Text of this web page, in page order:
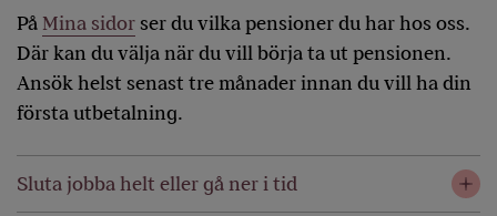
På Mina sidor ser du vilka pensioner du har hos oss.
Där kan du välja när du vill börja ta ut pensionen.
Ansök helst senast tre månader innan du vill ha din
första utbetalning.
Sluta jobba helt eller gå ner i tid